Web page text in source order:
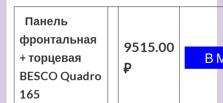
Панель
фронтальная
+ торцевая
BESCO Quadro
165
9515.00
₽